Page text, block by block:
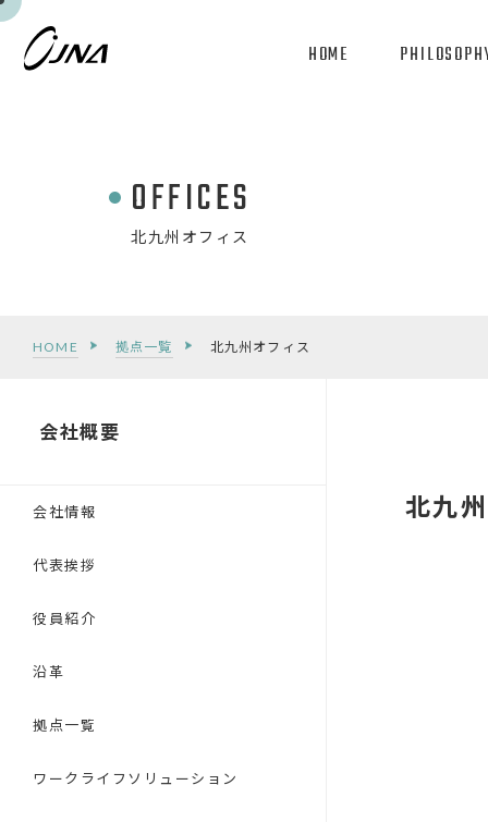
HOME
北九州オフィス
OFFICES
HOME 拠点一覧 北九州オフィス
会社概要
会社情報
代表挨拶
役員紹介
沿革
拠点一覧
ワークライフソリューション
北九